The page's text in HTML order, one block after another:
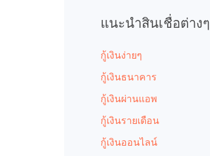
แนะนำสินเชื่อต่างๆ
กู้เงินง่ายๆ
กู้เงินธนาคาร
กู้เงินผ่านแอพ
กู้เงินรายเดือน
กู้เงินออนไลน์